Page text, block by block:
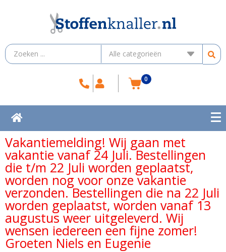
0
Vakantiemelding! Wij gaan met
vakantie vanaf 24 Juli. Bestellingen
die t/m 22 Juli worden geplaatst,
worden nog voor onze vakantie
verzonden. Bestellingen die na 22 Juli
worden geplaatst, worden vanaf 13
augustus weer uitgeleverd. Wij
wensen iedereen een fijne zomer!
Groeten Niels en Eugenie